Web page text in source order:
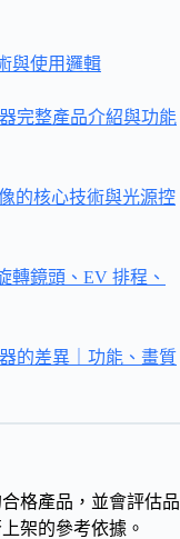
與使用邏輯
完整產品介紹與功能
的核心技術與光源控
轉鏡頭、EV 排程、
的差異｜功能、畫質
格產品，並會評估品
架的參考依據。